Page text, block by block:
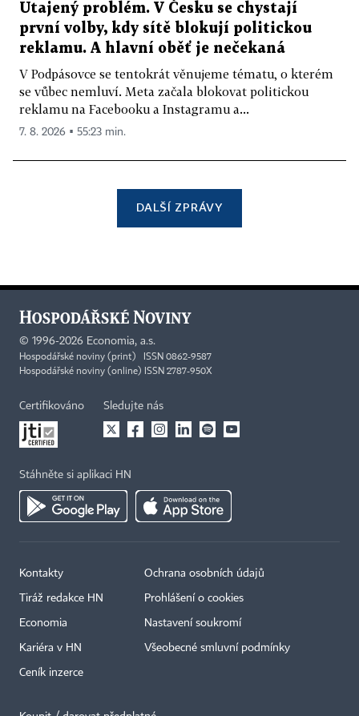
Utajený problém. V Česku se chystají
první volby, kdy sítě blokují politickou
reklamu. A hlavní oběť je nečekaná
V Podpásovce se tentokrát věnujeme tématu, o kterém
se vůbec nemluví. Meta začala blokovat politickou
reklamu na Facebooku a Instagramu a...
7. 8. 2026 ▪ 55:23 min.
DALŠÍ ZPRÁVY
© 1996-2026 Economia, a.s.
Hospodářské noviny (print) ISSN 0862-9587
Hospodářské noviny (online) ISSN 2787-950X
Certifikováno Sledujte nás
Stáhněte si aplikaci HN
Kontakty
Tiráž redakce HN
Economia
Kariéra v HN
Ceník inzerce
Ochrana osobních údajů
Prohlášení o cookies
Nastavení soukromí
Všeobecné smluvní podmínky